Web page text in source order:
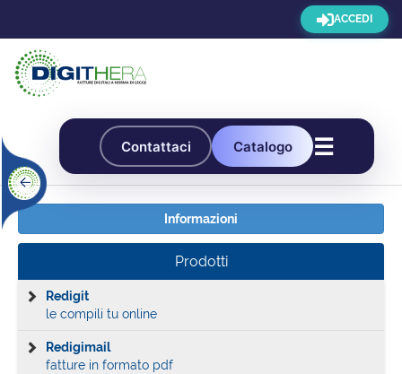
ACCEDI
Contattaci Catalogo ☰
Informazioni
Prodotti
Redigit
le compili tu online
Redigimail
fatture in formato pdf